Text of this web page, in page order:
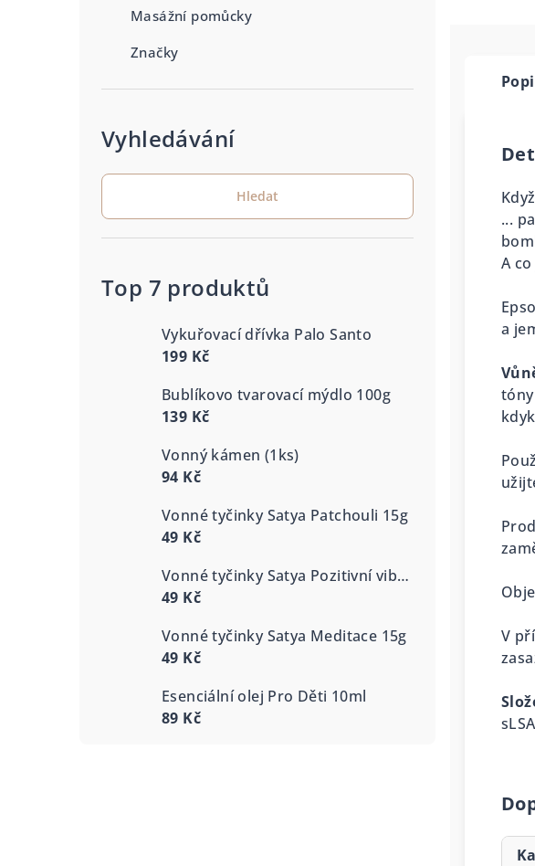
Masážní pomůcky
Značky
Vyhledávání
Hledat
Top 7 produktů
Vykuřovací dřívka Palo Santo
199 Kč
Bublíkovo tvarovací mýdlo 100g
139 Kč
Vonný kámen (1ks)
94 Kč
Vonné tyčinky Satya Patchouli 15g
49 Kč
Vonné tyčinky Satya Pozitivní vibrace 15g
49 Kč
Vonné tyčinky Satya Meditace 15g
49 Kč
Esenciální olej Pro Děti 10ml
89 Kč
...
A
a
V